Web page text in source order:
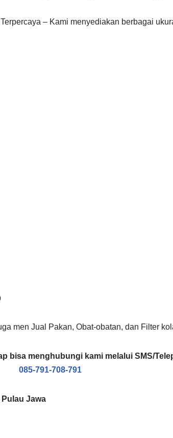
– Kami menyediakan berbagai
men Jual Pakan, Obat-obatan, dan Filter
bisa menghubungi kami melalui SMS/
085-791-708-791
Jawa